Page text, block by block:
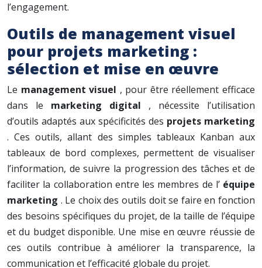
l’engagement.
Outils de management visuel
pour projets marketing :
sélection et mise en œuvre
Le management visuel , pour être réellement efficace
dans le marketing digital , nécessite l’utilisation
d’outils adaptés aux spécificités des projets marketing
. Ces outils, allant des simples tableaux Kanban aux
tableaux de bord complexes, permettent de visualiser
l’information, de suivre la progression des tâches et de
faciliter la collaboration entre les membres de l’ équipe
marketing . Le choix des outils doit se faire en fonction
des besoins spécifiques du projet, de la taille de l’équipe
et du budget disponible. Une mise en œuvre réussie de
ces outils contribue à améliorer la transparence, la
communication et l’efficacité globale du projet.